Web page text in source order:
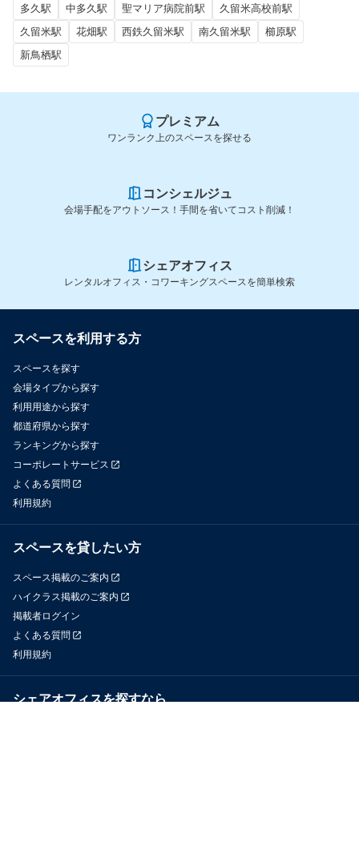
多久駅 中多久駅 聖マリア病院前駅
久留米高校前駅
久留米駅
花畑駅 西鉄久留米駅 南久留米駅
櫛原駅
新鳥栖駅
プレミアム
ワンランク上のスペースを探せる
コンシェルジュ
会場手配をアウトソース！手間を省いてコスト削減！
シェアオフィス
レンタルオフィス・コワーキングスペースを簡単検索
スペースを利用する方
スペースを探す
会場タイプから探す
利用用途から探す
都道府県から探す
ランキングから探す
コーポレートサービス
よくある質問
利用規約
スペースを貸したい方
スペース掲載のご案内
ハイクラス掲載のご案内
掲載者ログイン
よくある質問
利用規約
シェアオフィスを探すなら